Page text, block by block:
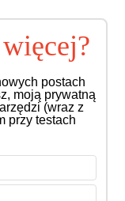
postach
moją prywatną
(wraz z
przy testach